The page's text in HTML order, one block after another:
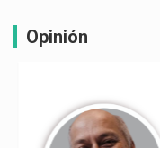
Opinión